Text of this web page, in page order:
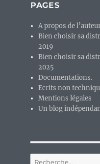
PAGES
A propos de
Bien choisir sa
2019
Bien choisir sa
2025
Documentations.
Ecrits non
Mentions légales
Un blog
Recherche